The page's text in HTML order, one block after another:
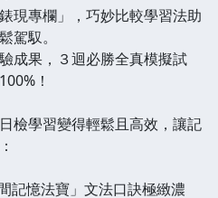
專欄」，巧妙比較學習法助
駕馭。
果，３迴必勝全真模擬試
！
學習變得輕鬆且高效，讓記
記憶法寶」文法口訣極緻濃